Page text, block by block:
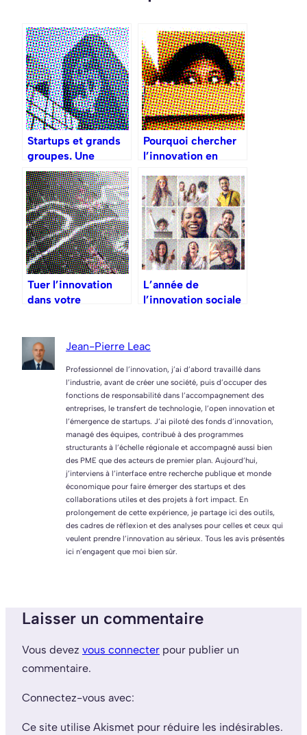
Startups et grands
groupes. Une
histoire d’amour,
vraiment ?
Pourquoi chercher
l’innovation en
l’entreprise ?
Tuer l’innovation
dans votre
L’année de
l’innovation sociale
Jean-Pierre Leac
Professionnel de l’innovation, j’ai d’abord travaillé dans
l’industrie, avant de créer une société, puis d’occuper des
fonctions de responsabilité dans l’accompagnement des
entreprises, le transfert de technologie, l’open innovation et
l’émergence de startups. J’ai piloté des fonds d’innovation,
managé des équipes, contribué à des programmes
structurants à l’échelle régionale et accompagné aussi bien
des PME que des acteurs de premier plan. Aujourd’hui,
j’interviens à l’interface entre recherche publique et monde
économique pour faire émerger des startups et des
collaborations utiles et des projets à fort impact. En
prolongement de cette expérience, je partage ici des outils,
des cadres de réflexion et des analyses pour celles et ceux qui
veulent prendre l’innovation au sérieux. Tous les avis présentés
ici n’engagent que moi bien sûr.
Laisser un commentaire
Vous devez vous connecter pour publier un
commentaire.
Connectez-vous avec:
Ce site utilise Akismet pour réduire les indésirables.